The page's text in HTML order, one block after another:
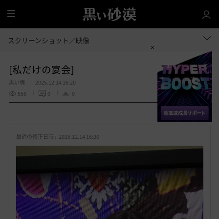
全
体
スクリーンショット／映像
[私だけの宴会]
黒い塊
2025.12.14 16:20
556
0 0
お
入
共有する
最近の修正日時 : 2025.12.14 16:20